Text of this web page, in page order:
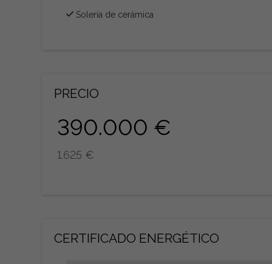
Solería de cerámica
PRECIO
390.000 €
1.625 €
CERTIFICADO ENERGÉTICO